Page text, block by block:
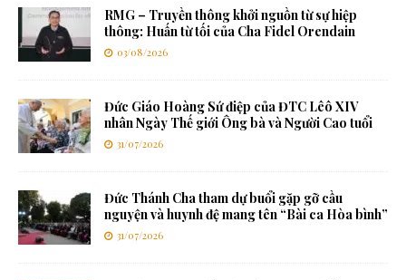
RMG – Truyền thông khởi nguồn từ sự hiệp
thông: Huấn từ tối của Cha Fidel Orendain
03/08/2026
Đức Giáo Hoàng Sứ điệp của ĐTC Lêô XIV
nhân Ngày Thế giới Ông bà và Người Cao tuổi
31/07/2026
Đức Thánh Cha tham dự buổi gặp gỡ cầu
nguyện và huynh đệ mang tên “Bài ca Hòa bình”
31/07/2026